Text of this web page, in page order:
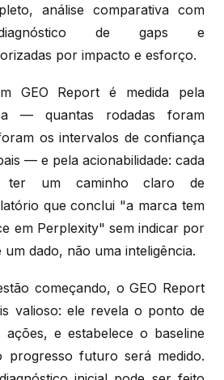
análise comparativa com
diagnóstico de gaps e
por impacto e esforço.
GEO Report é medida pela
— quantas rodadas foram
os intervalos de confiança
— e pela acionabilidade: cada
ter um caminho claro de
que conclui "a marca tem
em Perplexity" sem indicar por
dado, não uma inteligência.
começando, o GEO Report
valioso: ele revela o ponto de
e estabelece o baseline
futuro será medido.